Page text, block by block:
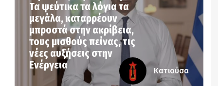
Τα ψεύτικα τα λόγια τα
μεγάλα, καταρρέουν
μπροστά στην ακρίβεια,
τους μισθούς πείνας, τις
νέες αυξήσεις στην
Ενέργεια
Κατιούσα